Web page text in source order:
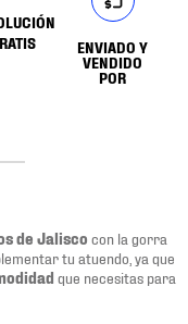
ENVIADO Y
VENDIDO
POR
de Jalisco con la gorra
tu atuendo, ya que
que necesitas para